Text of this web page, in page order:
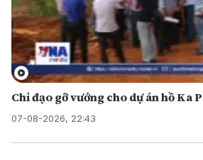
Chỉ đạo gỡ vướng cho dự án hồ Ka
07-08-2026, 22:43